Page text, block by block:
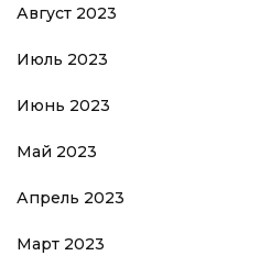
Август 2023
Июль 2023
Июнь 2023
Май 2023
Апрель 2023
Март 2023